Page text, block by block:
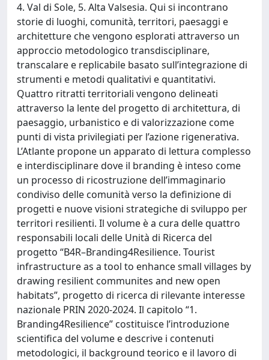
4. Val di Sole, 5. Alta Valsesia. Qui si incontrano
storie di luoghi, comunità, territori, paesaggi e
architetture che vengono esplorati attraverso un
approccio metodologico transdisciplinare,
transcalare e replicabile basato sull’integrazione di
strumenti e metodi qualitativi e quantitativi.
Quattro ritratti territoriali vengono delineati
attraverso la lente del progetto di architettura, di
paesaggio, urbanistico e di valorizzazione come
punti di vista privilegiati per l’azione rigenerativa.
L’Atlante propone un apparato di lettura complesso
e interdisciplinare dove il branding è inteso come
un processo di ricostruzione dell’immaginario
condiviso delle comunità verso la definizione di
progetti e nuove visioni strategiche di sviluppo per
territori resilienti. Il volume è a cura delle quattro
responsabili locali delle Unità di Ricerca del
progetto “B4R–Branding4Resilience. Tourist
infrastructure as a tool to enhance small villages by
drawing resilient communites and new open
habitats”, progetto di ricerca di rilevante interesse
nazionale PRIN 2020-2024. Il capitolo “1.
Branding4Resilience” costituisce l’introduzione
scientifica del volume e descrive i contenuti
metodologici, il background teorico e il lavoro di